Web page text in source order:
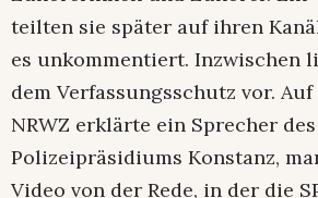
teilten sie später auf ihren
es unkommentiert. Inzwischen
dem Verfassungsschutz vor.
NRWZ erklärte ein Sprecher des
Polizeipräsidiums Konstanz,
Video von der Rede, in der die